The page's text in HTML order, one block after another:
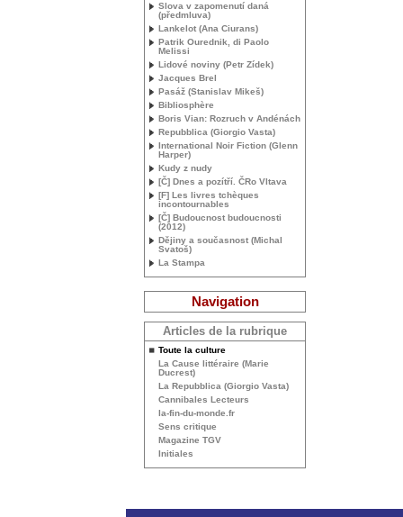
Slova v zapomenutí daná
(předmluva)
Lankelot (Ana Ciurans)
Patrik Ourednik, di Paolo
Melissi
Lidové noviny (Petr Zídek)
Jacques Brel
Pasáž (Stanislav Mikeš)
Bibliosphère
Boris Vian: Rozruch v Andénách
Repubblica (Giorgio Vasta)
International Noir Fiction (Glenn
Harper)
Kudy z nudy
[Č] Dnes a pozítří. ČRo Vltava
[F] Les livres tchèques
incontournables
[Č] Budoucnost budoucnosti
(2012)
Dějiny a současnost (Michal
Svatoš)
La Stampa
Navigation
Articles de la rubrique
Toute la culture
La Cause littéraire (Marie
Ducrest)
La Repubblica (Giorgio Vasta)
Cannibales Lecteurs
la-fin-du-monde.fr
Sens critique
Magazine TGV
Initiales